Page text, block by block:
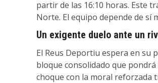
partir de las 16:10 horas. Este
Norte. El equipo depende de sí
Un exigente duelo ante un
El Reus Deportiu espera en su
bloque consolidado que pondrá
choque con la moral reforzada